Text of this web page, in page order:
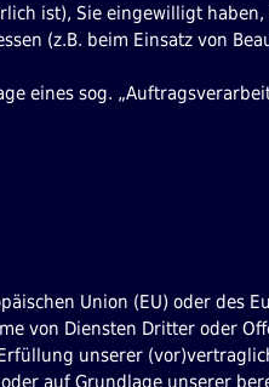
ist), Sie eingewilligt
(z.B. beim Einsatz von
eines sog.
Union (EU) oder des
von Diensten Dritter oder
unserer
auf Grundlage unserer